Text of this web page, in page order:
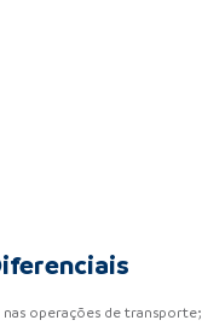
nas operações de transporte;